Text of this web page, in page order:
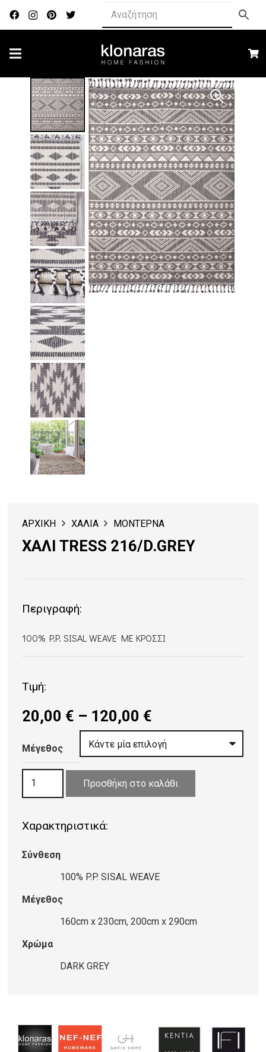
ΑΡΧΙΚΗ ΧΑΛΙΑ ΜΟΝΤΕΡΝΑ
ΧΑΛΙ TRESS 216/D.GREY
Περιγραφή:
100% P.P. SISAL WEAVE ME ΚΡΟΣΣΙ
Τιμή:
20,00 € – 120,00 €
range:
20,00 €
120,00 €
Μέγεθος
ΧΑΛΙ
ποσότητα
Προσθήκη στο καλάθι
Χαρακτηριστικά:
Σύνθεση
100% P.P. SISAL WEAVE
Μέγεθος
160cm x 230cm, 200cm x 290cm
Χρώμα
DARK GREY